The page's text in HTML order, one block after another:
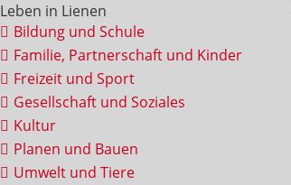
Leben in Lienen
Bildung und Schule
Familie, Partnerschaft und Kinder
Freizeit und Sport
Gesellschaft und Soziales
Kultur
Planen und Bauen
Umwelt und Tiere